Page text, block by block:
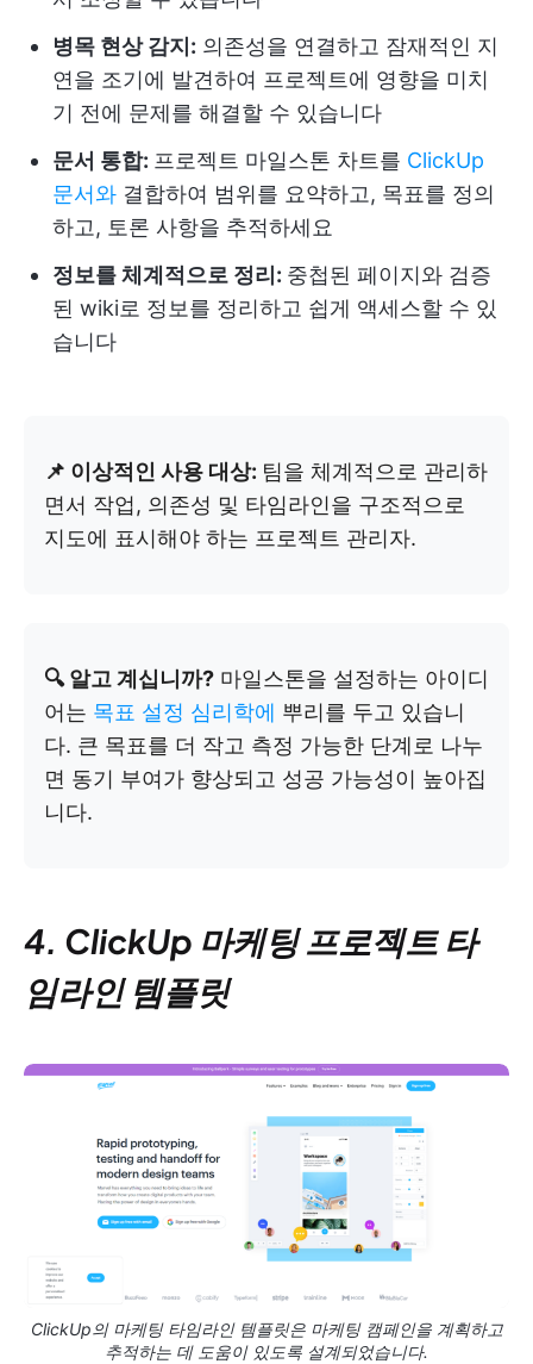
병목 현상 감지: 의존성을 연결하고 잠재적인 지
연을 조기에 발견하여 프로젝트에 영향을 미치
기 전에 문제를 해결할 수 있습니다
문서 통합: 프로젝트 마일스톤 차트를 ClickUp
문서와 결합하여 범위를 요약하고, 목표를 정의
하고, 토론 사항을 추적하세요
정보를 체계적으로 정리: 중첩된 페이지와 검증
된 wiki로 정보를 정리하고 쉽게 액세스할 수 있
습니다
📌 이상적인 사용 대상: 팀을 체계적으로 관리하
면서 작업, 의존성 및 타임라인을 구조적으로
지도에 표시해야 하는 프로젝트 관리자.
🔍 알고 계십니까? 마일스톤을 설정하는 아이디
어는 목표 설정 심리학에 뿌리를 두고 있습니
다. 큰 목표를 더 작고 측정 가능한 단계로 나누
면 동기 부여가 향상되고 성공 가능성이 높아집
니다.
4. ClickUp 마케팅 프로젝트 타
임라인 템플릿
ClickUp의 마케팅 타임라인 템플릿은 마케팅 캠페인을 계획하고
추적하는 데 도움이 있도록 설계되었습니다.